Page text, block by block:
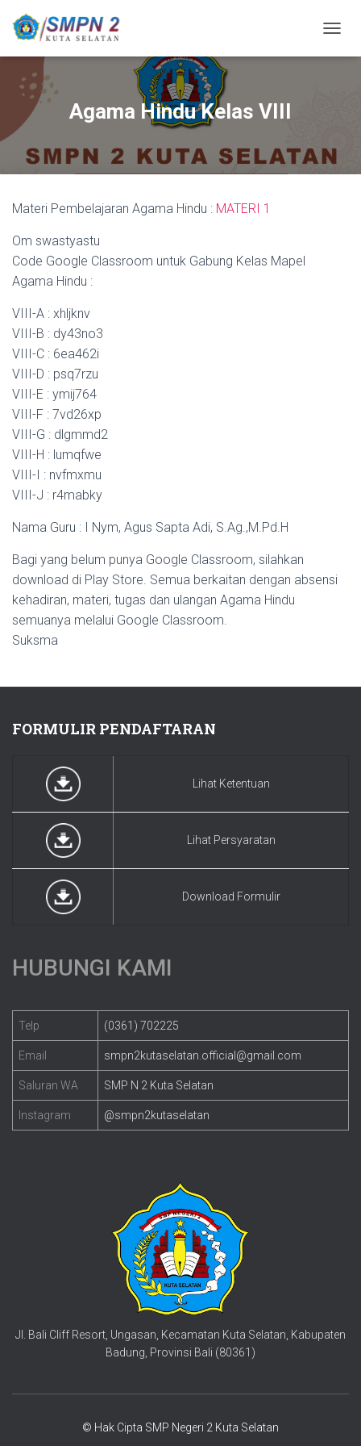
O
A
V
Agama Hindu Kelas VIII
Materi Pembelajaran Agama Hindu : MATERI 1
Om swastyastu
Code Google Classroom untuk Gabung Kelas Mapel
Agama Hindu :
VIII-A : xhljknv
VIII-B : dy43no3
VIII-C : 6ea462i
VIII-D : psq7rzu
VIII-E : ymij764
VIII-F : 7vd26xp
VIII-G : dlgmmd2
VIII-H : lumqfwe
VIII-I : nvfmxmu
VIII-J : r4mabky
Nama Guru : I Nym, Agus Sapta Adi, S.Ag.,M.Pd.H
Bagi yang belum punya Google Classroom, silahkan
download di Play Store. Semua berkaitan dengan absensi
kehadiran, materi, tugas dan ulangan Agama Hindu
semuanya melalui Google Classroom.
Suksma
FORMULIR PENDAFTARAN
Lihat Ketentuan
Lihat Persyaratan
Download Formulir
HUBUNGI KAMI
Telp (0361) 702225
Email smpn2kutaselatan.official@gmail.com
Saluran WA SMP N 2 Kuta Selatan
Instagram @smpn2kutaselatan
Jl. Bali Cliff Resort, Ungasan, Kecamatan Kuta Selatan, Kabupaten
Badung, Provinsi Bali (80361)
© Hak Cipta SMP Negeri 2 Kuta Selatan